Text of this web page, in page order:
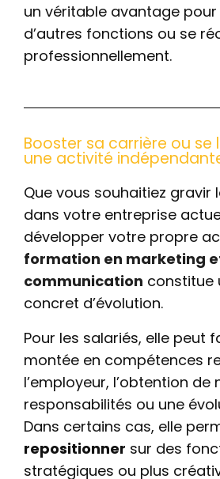
un véritable avantage pour
d’autres fonctions ou se
professionnellement.
Booster sa carrière ou se
une activité
Que vous souhaitiez gravir
dans votre entreprise
développer votre propre
formation en marketing
communication constitue
concret d’évolution.
Pour les salariés, elle peut
montée en compétences
l’employeur, l’obtention de
responsabilités ou une
Dans certains cas, elle
repositionner sur des
stratégiques ou plus